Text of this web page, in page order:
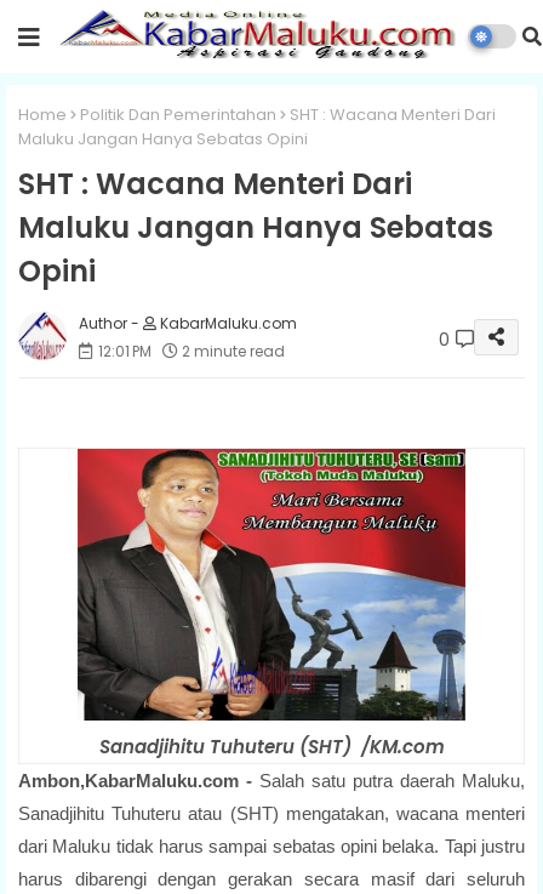
Home Politik Dan Pemerintahan
SHT : Wacana Menteri Dari
Maluku Jangan Hanya Sebatas Opini
SHT : Wacana Menteri Dari
Maluku Jangan Hanya Sebatas
Opini
KabarMaluku.com
12:01 PM
2 minute read 0
Sanadjihitu Tuhuteru (SHT) /KM.com
Ambon,KabarMaluku.com - Salah satu putra daerah Maluku,
Sanadjihitu Tuhuteru atau (SHT) mengatakan, wacana menteri
dari Maluku tidak harus sampai sebatas opini belaka. Tapi justru
harus dibarengi dengan gerakan secara masif dari seluruh